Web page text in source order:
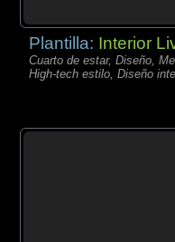
Plantilla: Interior
Cuarto de estar, Diseño,
High-tech estilo, Diseño